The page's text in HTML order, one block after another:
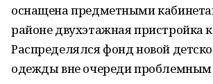
оснащена предметными
районе двухэтажная пристройка
Распределялся фонд новой
одежды вне очереди проблемным